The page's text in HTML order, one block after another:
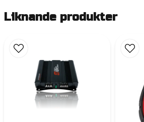
Liknande produkter